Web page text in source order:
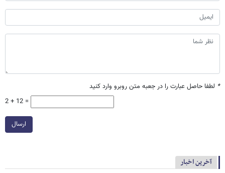
* لطفا حاصل عبارت را در جعبه متن روبرو وارد کنید
2 + 12 =
ارسال
آخرین اخبار